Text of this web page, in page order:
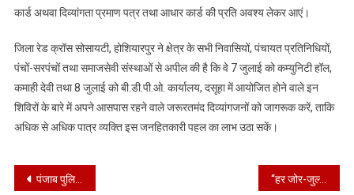
कार्ड अथवा दिव्यांगता प्रमाण पत्र तथा आधार कार्ड की प्रति अवश्य लेकर आएं।
जिला रेड क्रॉस सोसायटी, होशियारपुर ने क्षेत्र के सभी निवासियों, पंचायत प्रतिनिधियों,
पंचों-सरपंचों तथा समाजसेवी संस्थाओं से अपील की है कि वे 7 जुलाई को कम्युनिटी हॉल,
कमाही देवी तथा 8 जुलाई को बी.डी.पी.ओ. कार्यालय, दसूहा में आयोजित होने वाले इन
शिविरों के बारे में अपने आसपास रहने वाले जरूरतमंद दिव्यांगजनों को जागरूक करें, ताकि
अधिक से अधिक पात्र व्यक्ति इस जनहितकारी पहल का लाभ उठा सकें।
Post
पंजाब पुलिस ने विशेष अभियान के तहत राज्यभर के पुलिस थानों में लंबे समय से खड़े 7,402 वाहनों का निस्तारण किया “हर जोर-जुल्म की टक्कर में… अनिल विज तुम्हारा है!” बिजली कर्मचारियों के बीच पहुंचे ऊर्जा मंत्री अनिल विज का गजब अंदाज*